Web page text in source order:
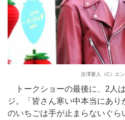
吉澤要人（C）エ
トークショーの最後に、2人
ジ。「皆さん寒い中本当にあ
のいちごは手が止まらないぐら